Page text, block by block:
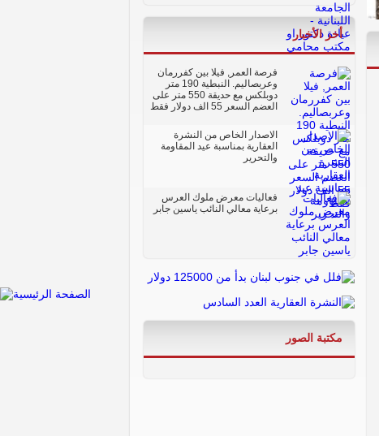
أخر الأخبار
فرصة العمر, فيلا بين كفررمان
وعربصاليم. النبطية 190 متر
دوبلكس مع حديقة 550 متر على
العضم السعر 55 الف دولار فقط
الاصدار الخاص من النشرة
العقارية بمناسبة عيد المقاومة
والتحرير
فعاليات معرض ملوك العرس
برعاية معالي النائب ياسين جابر
مكتبة الصور